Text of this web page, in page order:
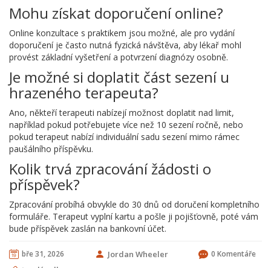
Mohu získat doporučení online?
Online konzultace s praktikem jsou možné, ale pro vydání
doporučení je často nutná fyzická návštěva, aby lékař mohl
provést základní vyšetření a potvrzení diagnózy osobně.
Je možné si doplatit část sezení u
hrazeného terapeuta?
Ano, někteří terapeuti nabízejí možnost doplatit nad limit,
například pokud potřebujete více než 10 sezení ročně, nebo
pokud terapeut nabízí individuální sadu sezení mimo rámec
paušálního příspěvku.
Kolik trvá zpracování žádosti o
příspěvek?
Zpracování probíhá obvykle do 30 dnů od doručení kompletního
formuláře. Terapeut vyplní kartu a pošle ji pojišťovně, poté vám
bude příspěvek zaslán na bankovní účet.
bře 31, 2026 Jordan Wheeler 0 Komentáře